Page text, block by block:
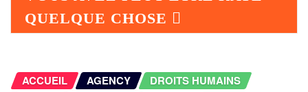
QUELQUE CHOSE
ACCUEIL AGENCY
DROITS HUMAINS